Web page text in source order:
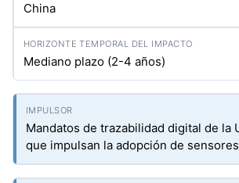
China
Mediano plazo (2-4 años)
Mandatos de trazabilidad digital de la
que impulsan la adopción de sensores